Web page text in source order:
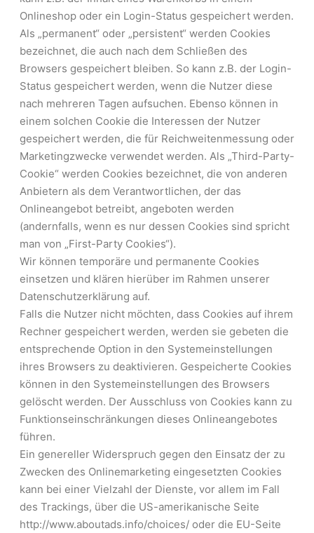
Onlineshop oder ein Login-Status gespeichert werden.
Als „permanent“ oder „persistent“ werden Cookies
bezeichnet, die auch nach dem Schließen des
Browsers gespeichert bleiben. So kann z.B. der Login-
Status gespeichert werden, wenn die Nutzer diese
nach mehreren Tagen aufsuchen. Ebenso können in
einem solchen Cookie die Interessen der Nutzer
gespeichert werden, die für Reichweitenmessung oder
Marketingzwecke verwendet werden. Als „Third-Party-
Cookie“ werden Cookies bezeichnet, die von anderen
Anbietern als dem Verantwortlichen, der das
Onlineangebot betreibt, angeboten werden
(andernfalls, wenn es nur dessen Cookies sind spricht
man von „First-Party Cookies“).
Wir können temporäre und permanente Cookies
einsetzen und klären hierüber im Rahmen unserer
Datenschutzerklärung auf.
Falls die Nutzer nicht möchten, dass Cookies auf ihrem
Rechner gespeichert werden, werden sie gebeten die
entsprechende Option in den Systemeinstellungen
ihres Browsers zu deaktivieren. Gespeicherte Cookies
können in den Systemeinstellungen des Browsers
gelöscht werden. Der Ausschluss von Cookies kann zu
Funktionseinschränkungen dieses Onlineangebotes
führen.
Ein genereller Widerspruch gegen den Einsatz der zu
Zwecken des Onlinemarketing eingesetzten Cookies
kann bei einer Vielzahl der Dienste, vor allem im Fall
des Trackings, über die US-amerikanische Seite
http://www.aboutads.info/choices/ oder die EU-Seite